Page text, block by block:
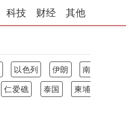
科技 财经 其他
以色列 伊朗
南
仁爱礁 泰国
柬埔